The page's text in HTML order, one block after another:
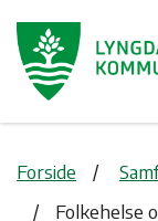
Forside
Folkehelse